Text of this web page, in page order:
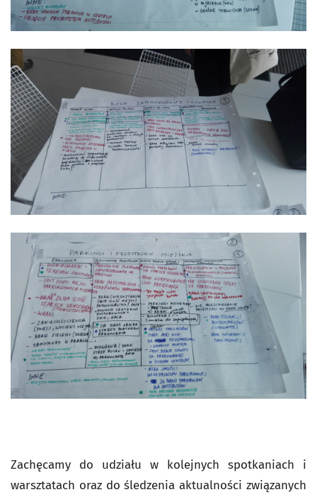
Zachęcamy do udziału w kolejnych spotkaniach i
warsztatach oraz do śledzenia aktualności związanych